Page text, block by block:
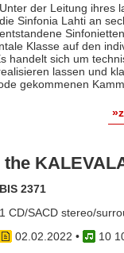
Unter der Leitung ihres
die Sinfonia Lahti an
entstandene
Klasse auf den
handelt sich um
lassen und
gekommenen
BIS 2371
1 CD/SACD stereo/
02.02.2022 •
10